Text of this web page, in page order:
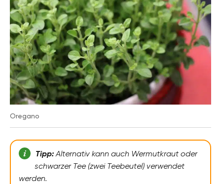
Oregano
Tipp:Alternativ kann auch Wermutkraut oder
schwarzer Tee (zwei Teebeutel) verwendet
werden.